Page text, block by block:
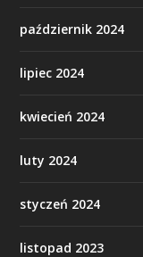
październik 2024
lipiec 2024
kwiecień 2024
luty 2024
styczeń 2024
listopad 2023